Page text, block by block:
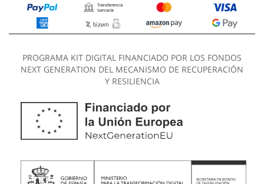
PROGRAMA KIT DIGITAL FINANCIADO POR LOS FONDOS
NEXT GENERATION DEL MECANISMO DE RECUPERACIÓN
Y RESILIENCIA